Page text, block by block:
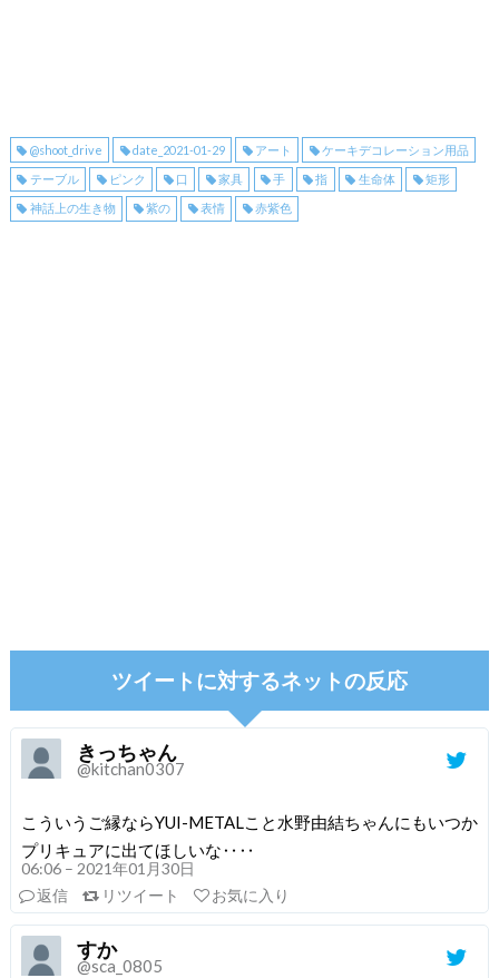
@shoot_drive date_2021-01-29 アート ケーキデコレーション用品
テーブル ピンク 口 家具 手 指 生命体 矩形
神話上の生き物 紫の 表情 赤紫色
ツイートに対するネットの反応
きっちゃん
@kitchan0307
こういうご縁ならYUI-METALこと水野由結ちゃんにもいつか
プリキュアに出てほしいな‥‥
06:06 – 2021年01月30日
返信
リツイート お気に入り
すか
@sca_0805